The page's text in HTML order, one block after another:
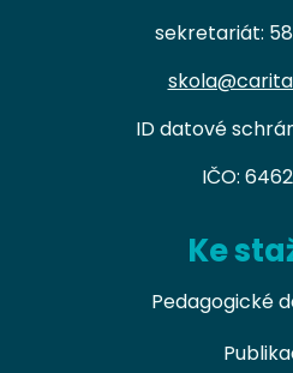
sekretariát:
ID datové
IČO:
Ke
Pedagogické